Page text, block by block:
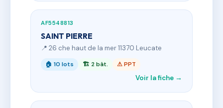
AF5548813
SAINT PIERRE
📍 26 che haut de la mer 11370 Leucate
🏠 10 lots 🏗 2 bât. ⚠ PPT
Voir la fiche →